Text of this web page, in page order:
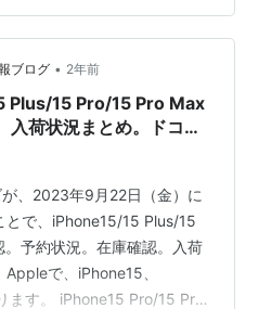
モバイル A…
ブログ • 2年前
Plus/15 Pro/15 Pro Max
入荷状況まとめ。ドコ
、2023年9月22日（金）に
とで、iPhone15/15 Plus/15
予約状況。在庫確認。入荷
で、iPhone15、
ます。 iPhone15 Pro/15 Pro